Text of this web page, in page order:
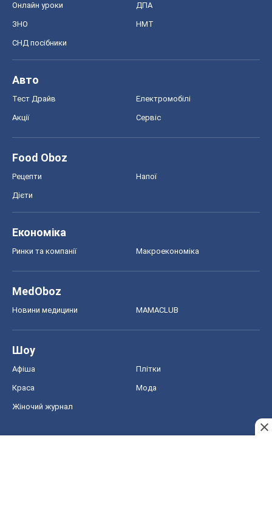
Онлайн уроки ДПА
ЗНО НМТ
СНД посібники
Авто
Тест Драйв Електромобілі
Акції Сервіс
Food Oboz
Рецепти Напої
Дієти
Економіка
Ринки та компанії Макроекономіка
MedOboz
Новини медицини MAMACLUB
Шоу
Афіша Плітки
Краса Мода
Жіночий журнал